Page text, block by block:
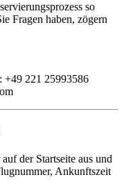
so
Fragen haben, zögern
: +49 221 25993586
der Startseite aus und
Ankunftszeit